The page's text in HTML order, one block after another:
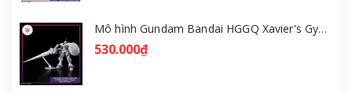
Mô hình Gundam Bandai HGGQ Xavier's Gyan Hakuji-Packs 1/144 [GDB] [BHG]
530.000₫